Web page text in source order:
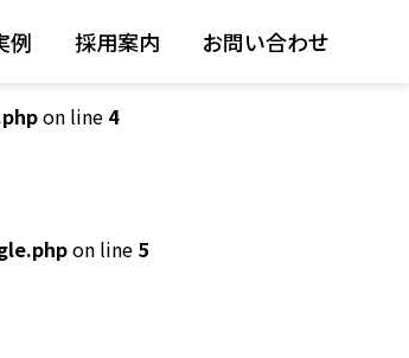
例 採用案内 お問い合わせ
on line 4
on line 5